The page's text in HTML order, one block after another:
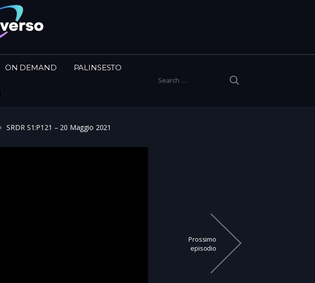
Search for:
ON DEMAND PALINSESTO
SRDR S1:P121 – 20 Maggio 2021
Prossimo
episodio